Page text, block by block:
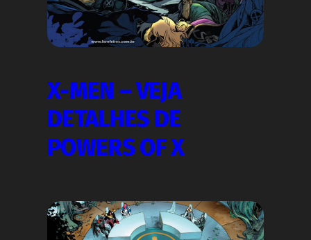
X-MEN – VEJA
DETALHES DE
POWERS OF X